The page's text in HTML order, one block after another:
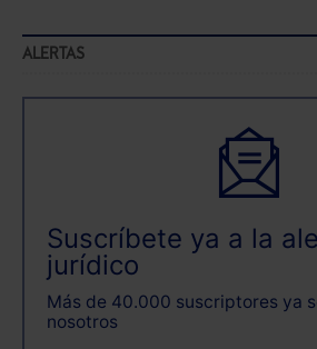
ALERTAS
Suscríbete ya a la
jurídico
Más de 40.000 suscriptores ya
nosotros